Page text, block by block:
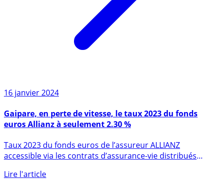
16 janvier 2024
euros Allianz à seulement 2.30 %
accessible via les contrats d’assurance-vie distribués